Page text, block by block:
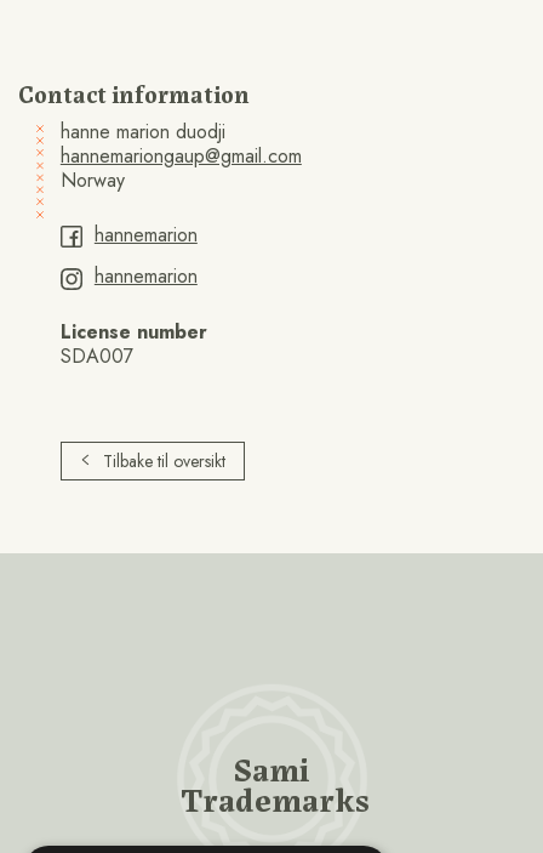
Contact information
hanne marion duodji
hannemariongaup@gmail.com
Norway
hannemarion
hannemarion
License number
SDA007
Tilbake til oversikt
Sami
Trademarks